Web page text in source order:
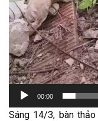
00:00
Sáng 14/3, bàn thảo